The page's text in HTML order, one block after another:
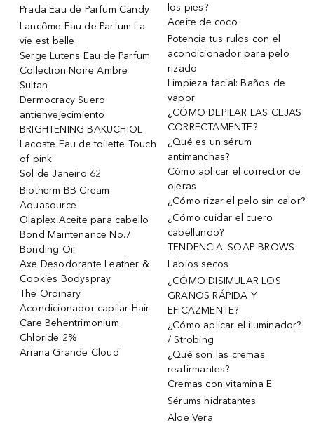
Prada Eau de Parfum Candy
Lancôme Eau de Parfum La
vie est belle
Serge Lutens Eau de Parfum
Collection Noire Ambre
Sultan
Dermocracy Suero
antienvejecimiento
BRIGHTENING BAKUCHIOL
Lacoste Eau de toilette Touch
of pink
Sol de Janeiro 62
Biotherm BB Cream
Aquasource
Olaplex Aceite para cabello
Bond Maintenance No.7
Bonding Oil
Axe Desodorante Leather &
Cookies Bodyspray
The Ordinary
Acondicionador capilar Hair
Care Behentrimonium
Chloride 2%
Ariana Grande Cloud
los pies?
Aceite de coco
Potencia tus rulos con el
acondicionador para pelo
rizado
Limpieza facial: Baños de
vapor
¿CÓMO DEPILAR LAS CEJAS
CORRECTAMENTE?
¿Qué es un sérum
antimanchas?
Cómo aplicar el corrector de
ojeras
¿Cómo rizar el pelo sin calor?
¿Cómo cuidar el cuero
cabellundo?
TENDENCIA: SOAP BROWS
Labios secos
¿CÓMO DISIMULAR LOS
GRANOS RÁPIDA Y
EFICAZMENTE?
¿Cómo aplicar el iluminador?
/ Strobing
¿Qué son las cremas
reafirmantes?
Cremas con vitamina E
Sérums hidratantes
Aloe Vera